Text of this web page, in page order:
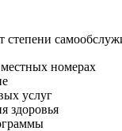
степени
номерах
услуг
здоровья